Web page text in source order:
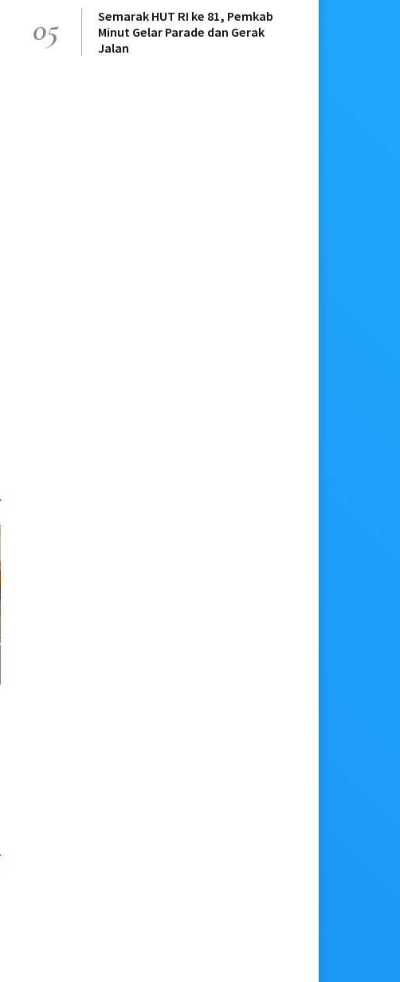
05
Semarak HUT RI ke 81, Pemkab
Minut Gelar Parade dan Gerak
Jalan